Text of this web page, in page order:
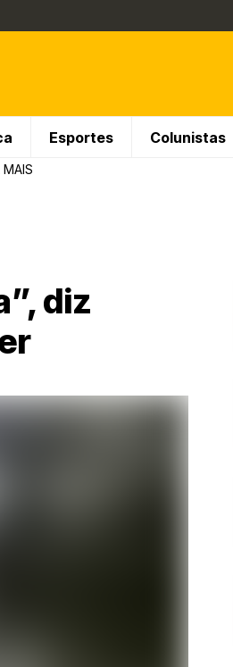
Esportes Colunistas
diz